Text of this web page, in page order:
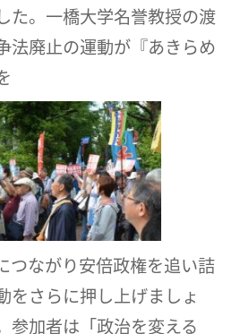
た。一橋大学名誉教授の渡
法廃止の運動が『あきらめ
つながり安倍政権を追い詰
をさらに押し上げましょ
参加者は「政治を変える